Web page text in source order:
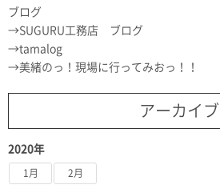
ブログ
SUGURU工務店 ブログ
tamalog
美緒のっ！現場に行ってみおっ！！
アーカイブ
2020年
1月 2月